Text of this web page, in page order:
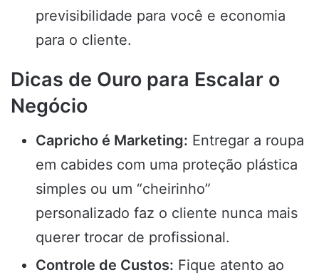
previsibilidade para você e economia
para o cliente.
Dicas de Ouro para Escalar o
Negócio
Capricho é Marketing: Entregar a roupa
em cabides com uma proteção plástica
simples ou um “cheirinho”
personalizado faz o cliente nunca mais
querer trocar de profissional.
Controle de Custos: Fique atento ao